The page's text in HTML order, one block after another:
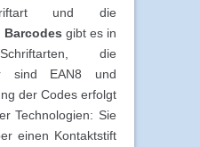
und die
Barcodes gibt es in
die
sind EAN8 und
der Codes erfolgt
Technologien: Sie
einen Kontaktstift